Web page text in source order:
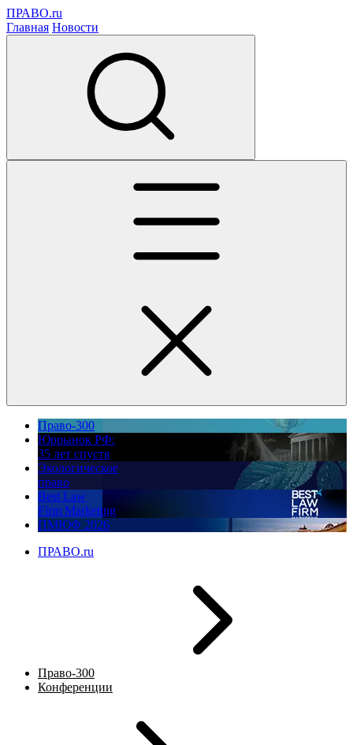
ПРАВО.ru
Главная Новости
Право-300
Юррынок РФ:
35 лет спустя
Экологическое
право
Best Law
Firm Marketing
ПМЮФ 2026
ПРАВО.ru
Право-300
Конференции